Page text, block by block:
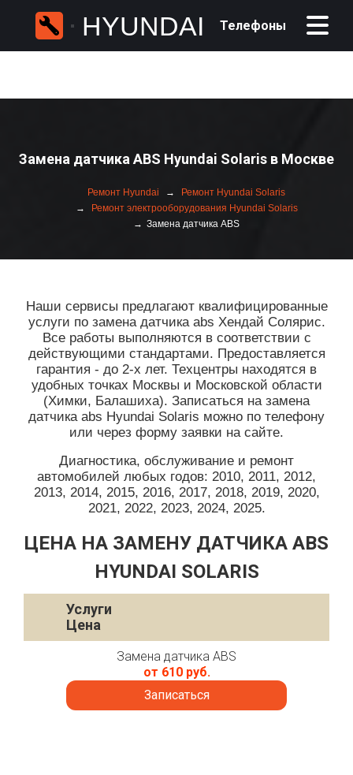
HYUNDAI Телефоны
Замена датчика ABS Hyundai Solaris в Москве
Ремонт Hyundai
Ремонт Hyundai Solaris
Ремонт электрооборудования Hyundai Solaris
Замена датчика ABS
Наши сервисы предлагают квалифицированные
услуги по замена датчика abs Хендай Солярис.
Все работы выполняются в соответствии с
действующими стандартами. Предоставляется
гарантия - до 2-х лет. Техцентры находятся в
удобных точках Москвы и Московской области
(Химки, Балашиха). Записаться на замена
датчика abs Hyundai Solaris можно по телефону
или через форму заявки на сайте.
Диагностика, обслуживание и ремонт
автомобилей любых годов: 2010, 2011, 2012,
2013, 2014, 2015, 2016, 2017, 2018, 2019, 2020,
2021, 2022, 2023, 2024, 2025.
ЦЕНА НА ЗАМЕНУ ДАТЧИКА ABS
HYUNDAI SOLARIS
Услуги
Цена
Замена датчика ABS
от 610 руб.
Записаться